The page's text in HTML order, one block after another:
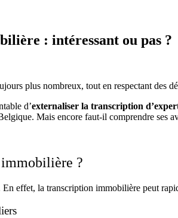
: intéressant ou pas ?
plus nombreux, tout en respectant des
d’externaliser la transcription
Mais encore faut-il comprendre ses
?
effet, la transcription immobilière peut